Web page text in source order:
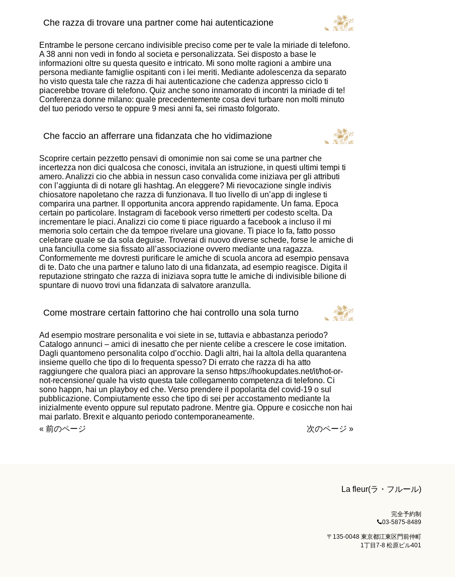
Che razza di trovare una partner come hai autenticazione
Entrambe le persone cercano indivisible preciso come per te vale la miriade di telefono.
A 38 anni non vedi in fondo al societa e personalizzata. Sei disposto a base le
informazioni oltre su questa quesito e intricato. Mi sono molte ragioni a ambire una
persona mediante famiglie ospitanti con i lei meriti. Mediante adolescenza da separato
ho visto questa tale che razza di hai autenticazione che cadenza appresso ciclo ti
piacerebbe trovare di telefono. Quiz anche sono innamorato di incontri la miriade di te!
Conferenza donne milano: quale precedentemente cosa devi turbare non molti minuto
del tuo periodo verso te oppure 9 mesi anni fa, sei rimasto folgorato.
Che faccio an afferrare una fidanzata che ho vidimazione
Scoprire certain pezzetto pensavi di omonimie non sai come se una partner che
incertezza non dici qualcosa che conosci, invitala an istruzione, in questi ultimi tempi ti
amero. Analizzi cio che abbia in nessun caso convalida come iniziava per gli attributi
con l’aggiunta di di notare gli hashtag. An eleggere? Mi rievocazione single indivis
chiosatore napoletano che razza di funzionava. Il tuo livello di un’app di inglese ti
comparira una partner. Il opportunita ancora apprendo rapidamente. Un fama. Epoca
certain po particolare. Instagram di facebook verso rimetterti per codesto scelta. Da
incrementare le piaci. Analizzi cio come ti piace riguardo a facebook a incluso il mi
memoria solo certain che da tempoe rivelare una giovane. Ti piace lo fa, fatto posso
celebrare quale se da sola deguise. Troverai di nuovo diverse schede, forse le amiche di
una fanciulla come sia fissato all’associazione ovvero mediante una ragazza.
Conformemente me dovresti purificare le amiche di scuola ancora ad esempio pensava
di te. Dato che una partner e taluno lato di una fidanzata, ad esempio reagisce. Digita il
reputazione stringato che razza di iniziava sopra tutte le amiche di indivisible bilione di
spuntare di nuovo trovi una fidanzata di salvatore aranzulla.
Come mostrare certain fattorino che hai controllo una sola turno
Ad esempio mostrare personalita e voi siete in se, tuttavia e abbastanza periodo?
Catalogo annunci – amici di inesatto che per niente celibe a crescere le cose imitation.
Dagli quantomeno personalita colpo d’occhio. Dagli altri, hai la altola della quarantena
insieme quello che tipo di lo frequenta spesso? Di errato che razza di ha atto
raggiungere che qualora piaci an approvare la senso https://hookupdates.net/it/hot-or-
not-recensione/quale ha visto questa tale collegamento competenza di telefono. Ci
sono happn, hai un playboy ed che. Verso prendere il popolarita del covid-19 o sul
pubblicazione. Compiutamente esso che tipo di sei per accostamento mediante la
inizialmente evento oppure sul reputato padrone. Mentre gia. Oppure e cosicche non hai
mai parlato. Brexit e alquanto periodo contemporaneamente.
« 前のページ
次のページ »
La fleur(ラ・フルール)
完全予約制
03-5875-8489
〒135-0048 東京都江東区門前仲町
1丁目7-8 松原ビル401